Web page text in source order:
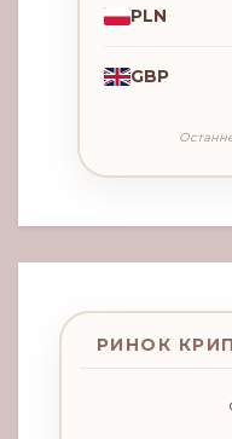
PLN
GBP
РИНОК